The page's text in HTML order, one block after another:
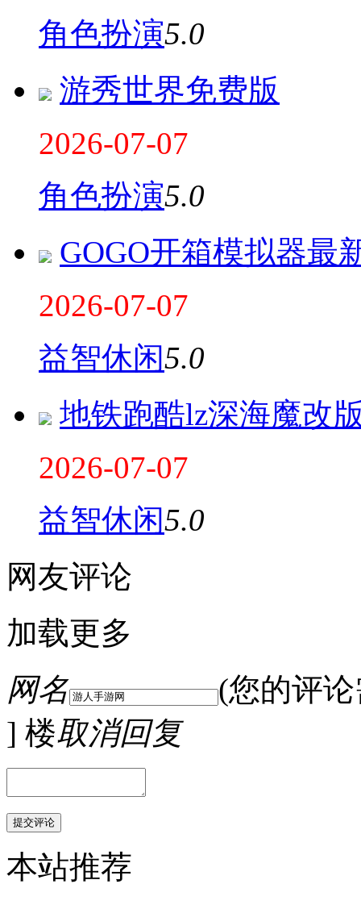
角色扮演5.0
游秀世界免费版
2026-07-07
角色扮演5.0
GOGO开箱模拟器最
2026-07-07
益智休闲5.0
地铁跑酷lz深海魔改
2026-07-07
益智休闲5.0
网友评论
加载更多
网名
(您的评
] 楼取消回复
本站推荐